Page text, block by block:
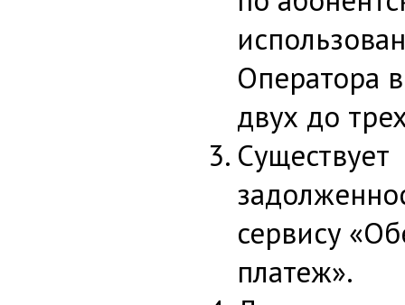
Оператора
двух до
Существует
сервису
платеж».